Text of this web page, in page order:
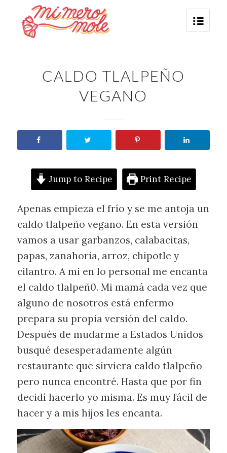
CALDO TLALPEÑO
VEGANO
Jump to Recipe Print Recipe
Apenas empieza el frío y se me antoja un
caldo tlalpeño vegano. En esta versión
vamos a usar garbanzos, calabacitas,
papas, zanahoria, arroz, chipotle y
cilantro. A mi en lo personal me encanta
el caldo tlalpeñ0. Mi mamá cada vez que
alguno de nosotros está enfermo
prepara su propia versión del caldo.
Después de mudarme a Estados Unidos
busqué desesperadamente algún
restaurante que sirviera caldo tlalpeño
pero nunca encontré. Hasta que por fin
decidí hacerlo yo misma. Es muy fácil de
hacer y a mis hijos les encanta.